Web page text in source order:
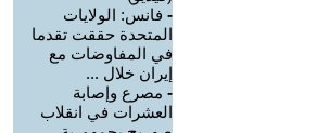
- فانس: الولايات
المتحدة حققت تقدما
في المفاوضات مع
إيران خلال ...
- مصرع وإصابة
العشرات في انقلاب